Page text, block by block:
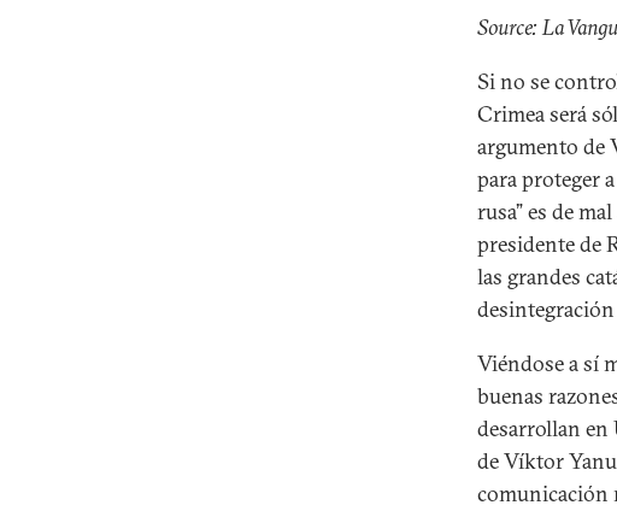
Source: La
Si no se
Crimea será
argumento de
para proteger
rusa” es de
presidente de
las grandes
Viéndose a sí
buenas
desarrollan en
de Víktor
comunicación